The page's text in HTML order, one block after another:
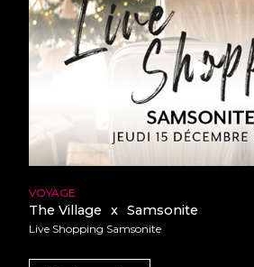
VOYAGE
The Village x Samsonite
Live Shopping Samsonite